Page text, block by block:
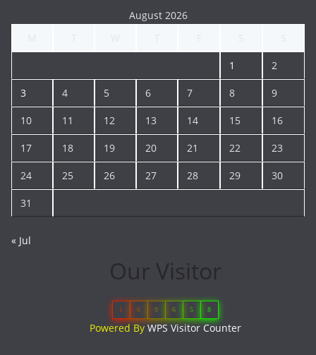
August 2026
1 2
3 4 5 6 7 8 9
10 11 12 13 14 15 16
17 18 19 20 21 22 23
24 25 26 27 28 29 30
31
« Jul
Our Visitor
1 6 9 6 5 8
Powered ByWPS Visitor Counter